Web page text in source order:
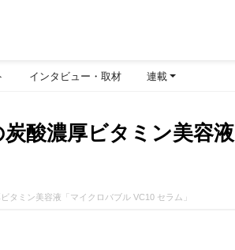
インタビュー・取材 連載
炭酸濃厚ビタミン美容液
タミン美容液「マイクロバブル VC10 セラム」